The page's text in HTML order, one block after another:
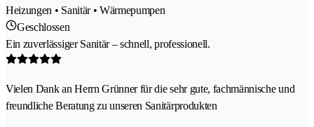
Heizungen • Sanitär • Wärmepumpen
Geschlossen
Ein zuverlässiger Sanitär – schnell, professionell.
Vielen Dank an Herrn Grünner für die sehr gute, fachmännische und
freundliche Beratung zu unseren Sanitärprodukten